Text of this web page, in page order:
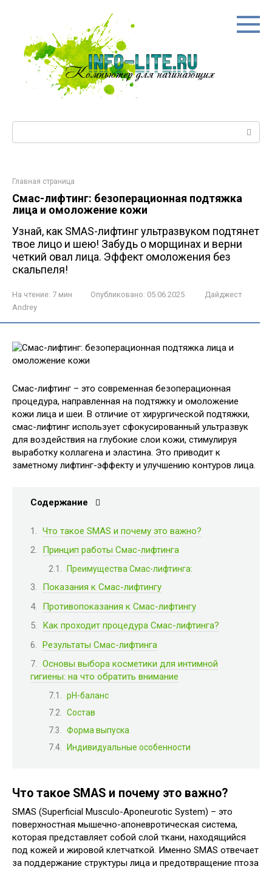
Главная страница
Смас-лифтинг: безоперационная подтяжка
лица и омоложение кожи
Узнай, как SMAS-лифтинг ультразвуком подтянет
твое лицо и шею! Забудь о морщинах и верни
четкий овал лица. Эффект омоложения без
скальпеля!
На чтение: 7 мин Опубликовано: 05.06.2025
Дайджест
Andrey
Смас-лифтинг – это современная безоперационная
процедура, направленная на подтяжку и омоложение
кожи лица и шеи. В отличие от хирургической подтяжки,
смас-лифтинг использует сфокусированный ультразвук
для воздействия на глубокие слои кожи, стимулируя
выработку коллагена и эластина. Это приводит к
заметному лифтинг-эффекту и улучшению контуров лица.
Содержание
Что такое SMAS и почему это важно?
Принцип работы Смас-лифтинга
Преимущества Смас-лифтинга:
Показания к Смас-лифтингу
Противопоказания к Смас-лифтингу
Как проходит процедура Смас-лифтинга?
Результаты Смас-лифтинга
Основы выбора косметики для интимной
гигиены: на что обратить внимание
pH-баланс
Состав
Форма выпуска
Индивидуальные особенности
Что такое SMAS и почему это важно?
SMAS (Superficial Musculo-Aponeurotic System) – это
поверхностная мышечно-апоневротическая система,
которая представляет собой слой ткани, находящийся
под кожей и жировой клетчаткой. Именно SMAS отвечает
за поддержание структуры лица и предотвращение птоза